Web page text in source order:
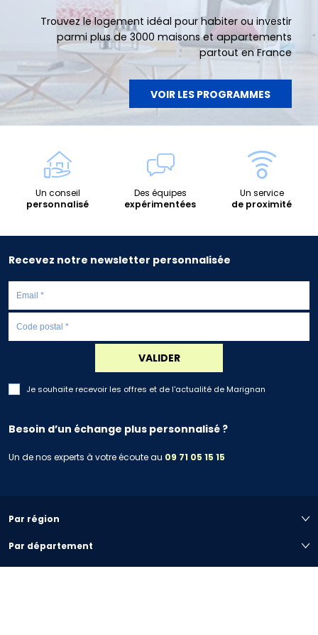
Trouvez le logement idéal pour habiter ou investir
parmi plus de 3000 maisons et appartements
partout en France
VOIR LES PROGRAMMES
Un conseil
personnalisé
Des équipes
expérimentées
Un service
de proximité
Recevez notre newsletter personnalisée
VALIDER
Je souhaite recevoir les offres et de l'actualité de Marignan
Besoin d’un échange plus personnalisé ?
Un de nos experts à votre écoute au 09 71 05 15 15
Par région
Par département